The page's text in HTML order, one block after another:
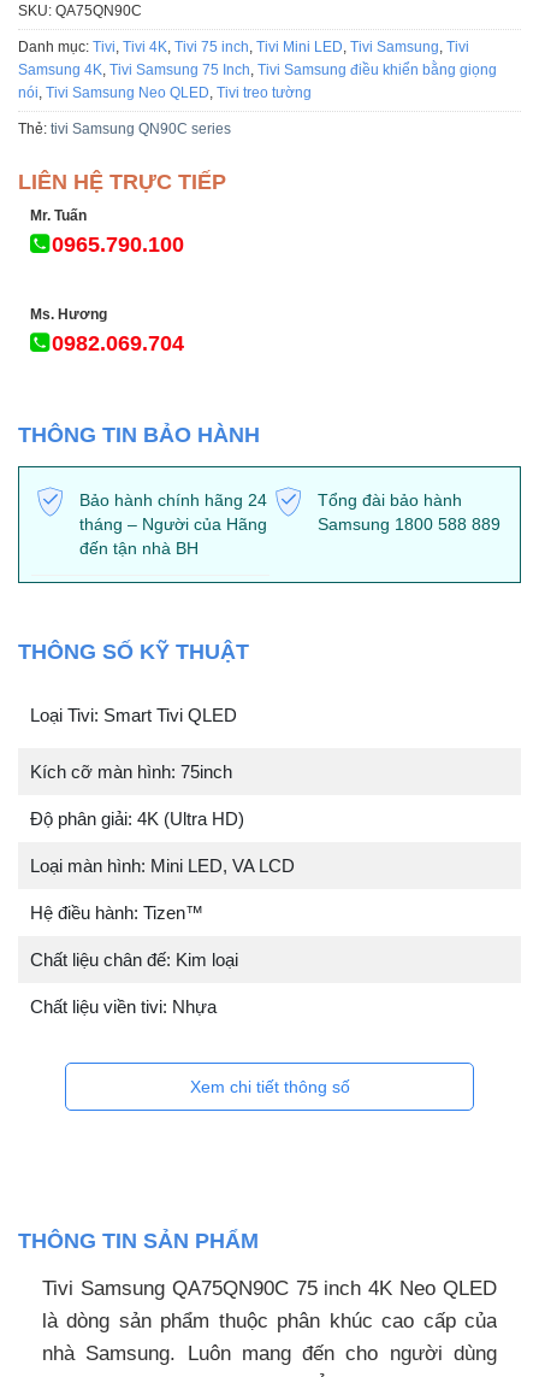
SKU: QA75QN90C
Danh mục: Tivi Tivi 4K Tivi 75 inch Tivi Mini LED Tivi Samsung Tivi
Samsung 4K Tivi Samsung 75 Inch Tivi Samsung điều khiển bằng giọng
nói Tivi Samsung Neo QLED Tivi treo tường
Thẻ: tivi Samsung QN90C series
LIÊN HỆ TRỰC TIẾP
Mr. Tuấn
0965.790.100
Ms. Hương
0982.069.704
THÔNG TIN BẢO HÀNH
Bảo hành chính hãng 24
tháng – Người của Hãng
đến tận nhà BH
Tổng đài bảo hành
Samsung 1800 588 889
THÔNG SỐ KỸ THUẬT
Loại Tivi: Smart Tivi QLED
Kích cỡ màn hình: 75inch
Độ phân giải: 4K (Ultra HD)
Loại màn hình: Mini LED, VA LCD
Hệ điều hành: Tizen™
Chất liệu chân đế: Kim loại
Chất liệu viền tivi: Nhựa
Xem chi tiết thông số
THÔNG TIN SẢN PHẨM
Tivi Samsung QA75QN90C 75 inch 4K Neo QLED
là dòng sản phẩm thuộc phân khúc cao cấp của
nhà Samsung. Luôn mang đến cho người dùng